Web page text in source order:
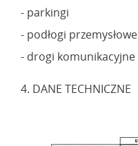
- parkingi
- podłogi przemysłowe
- drogi komunikacyjne
4. DANE TECHNICZNE